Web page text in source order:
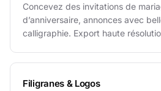
Concevez des invitations de
d’anniversaire, annonces avec
calligraphie. Export haute
Filigranes & Logos